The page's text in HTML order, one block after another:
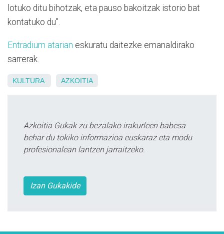
lotuko ditu bihotzak, eta pauso bakoitzak istorio bat
kontatuko du".
Entradium atarian eskuratu daitezke emanaldirako
sarrerak.
KULTURA AZKOITIA
Azkoitia Gukak zu bezalako irakurleen babesa
behar du tokiko informazioa euskaraz eta modu
profesionalean lantzen jarraitzeko.
Izan Gukakide